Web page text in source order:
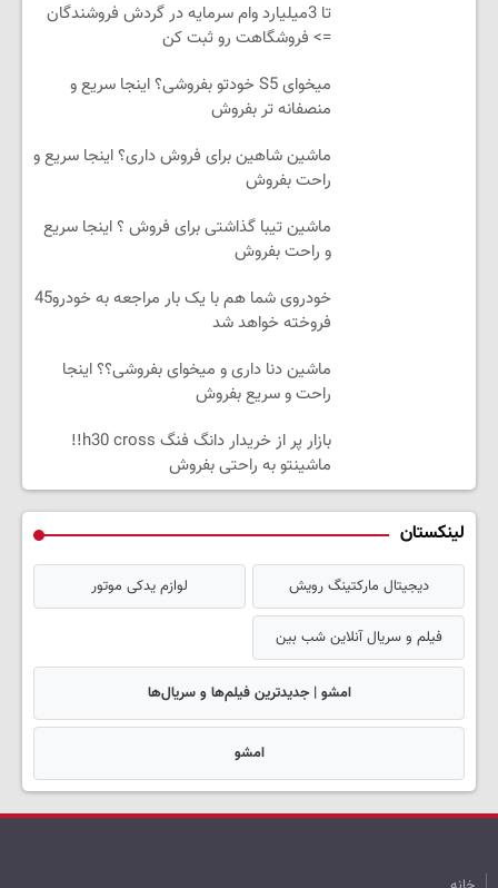
تا 3میلیارد وام سرمایه در گردش فروشندگان
=> فروشگاهت رو ثبت کن
میخوای S5 خودتو بفروشی؟ اینجا سریع و
منصفانه تر بفروش
ماشین شاهین برای فروش داری؟ اینجا سریع و
راحت بفروش
ماشین تیبا گذاشتی برای فروش ؟ اینجا سریع
و راحت بفروش
خودروی شما هم با یک بار مراجعه به خودرو45
فروخته خواهد شد
ماشین دنا داری و میخوای بفروشی؟؟ اینجا
راحت و سریع بفروش
بازار پر از خریدار دانگ فنگ h30 cross!!
ماشینتو به راحتی بفروش
لینکستان
دیجیتال مارکتینگ رویش لوازم یدکی موتور
فیلم و سریال آنلاین شب بین
امشو | جدیدترین فیلم‌ها و سریال‌ها
امشو